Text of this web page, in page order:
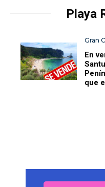
Playa
Gran
En
que